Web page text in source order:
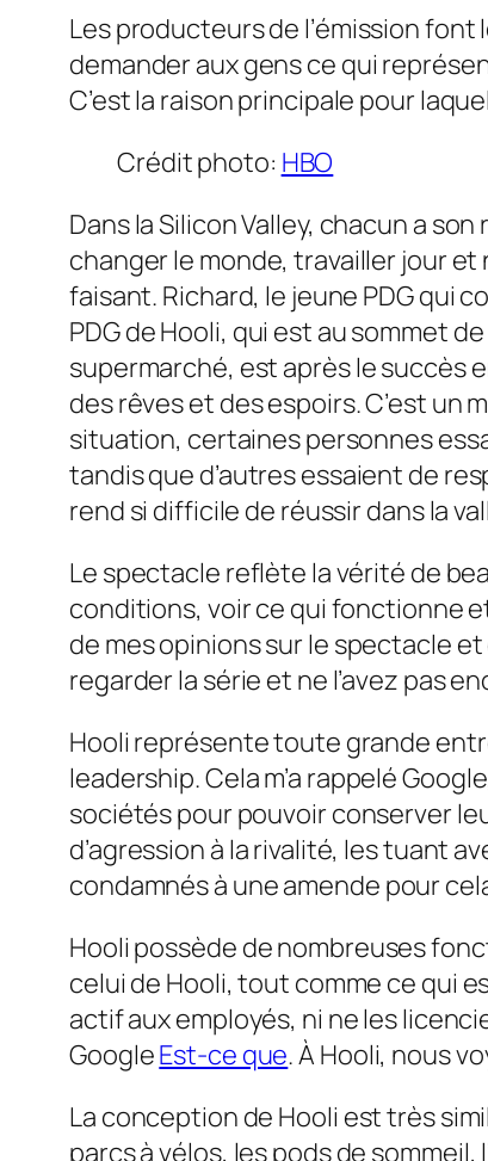
Les producteurs de l’émission font
demander aux gens ce qui
C’est la raison principale pour
Crédit photo: HBO
Dans la Silicon Valley, chacun a
changer le monde, travailler jour
faisant. Richard, le jeune PDG qui
PDG de Hooli, qui est au sommet
supermarché, est après le succès
des rêves et des espoirs. C’est
situation, certaines personnes
tandis que d’autres essaient de
rend si difficile de réussir dans la
Le spectacle reflète la vérité de
conditions, voir ce qui fonctionne
de mes opinions sur le spectacle
regarder la série et ne l’avez pas
Hooli représente toute grande
leadership. Cela m’a rappelé
sociétés pour pouvoir conserver
d’agression à la rivalité, les tuant
condamnés à une amende pour
Hooli possède de nombreuses
celui de Hooli, tout comme ce qui
actif aux employés, ni ne les
GoogleEst-ce que. À Hooli, nous
La conception de Hooli est très
parcs à vélos, les pods de